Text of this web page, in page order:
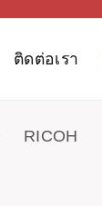
ติดต่อเรา
RICOH